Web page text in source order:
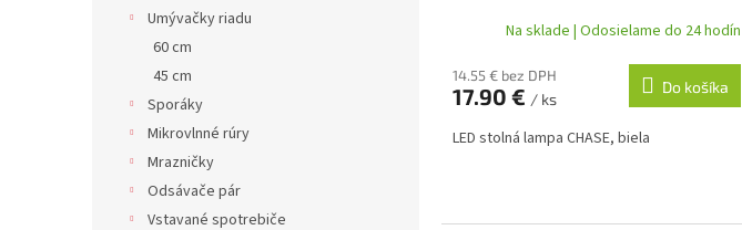
Umývačky riadu
60 cm
45 cm
Sporáky
Mikrovlnné rúry
Mrazničky
Odsávače pár
Vstavané spotrebiče
Na sklade | Odosielame do 24 hodín
14.55 € bez DPH
17.90 € / ks
Do košíka
LED stolná lampa CHASE, biela